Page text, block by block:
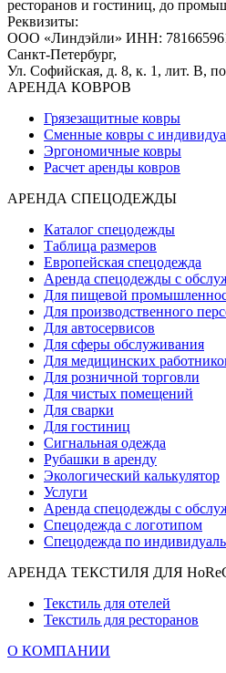
ресторанов и гостиниц, до
Реквизиты:
ООО «Линдэйли» ИНН:
Санкт-Петербург,
Ул. Софийская, д. 8, к. 1, лит. В,
АРЕНДА КОВРОВ
Грязезащитные ковры
Сменные ковры с
Эргономичные ковры
Расчет аренды ковров
АРЕНДА СПЕЦОДЕЖДЫ
Каталог спецодежды
Таблица размеров
Европейская спецодежда
Аренда спецодежды с
Для пищевой
Для производственного
Для автосервисов
Для сферы обслуживания
Для медицинских
Для розничной торговли
Для чистых помещений
Для сварки
Для гостиниц
Сигнальная одежда
Рубашки в аренду
Экологический калькулятор
Услуги
Аренда спецодежды с
Спецодежда с логотипом
Спецодежда по
АРЕНДА ТЕКСТИЛЯ ДЛЯ
Текстиль для отелей
Текстиль для ресторанов
О КОМПАНИИ